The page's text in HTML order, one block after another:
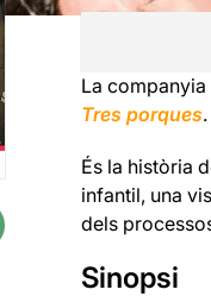
La companyia
Tres porques
És la història
infantil, una
dels
Sinopsi